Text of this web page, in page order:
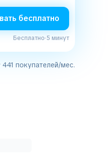
бесплатно
Бесплатно·5 минут
покупателей/мес.